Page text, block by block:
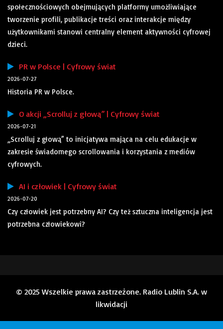
społecznościowych obejmujących platformy umożliwiające
tworzenie profili, publikacje treści oraz interakcje między
użytkownikami stanowi centralny element aktywności cyfrowej
dzieci.
PR w Polsce | Cyfrowy świat
2026-07-27
Historia PR w Polsce.
O akcji „Scrolluj z głową” | Cyfrowy świat
2026-07-21
„Scrolluj z głową” to inicjatywa mająca na celu edukacje w
zakresie świadomego scrollowania i korzystania z mediów
cyfrowych.
AI i człowiek | Cyfrowy świat
2026-07-20
Czy człowiek jest potrzebny AI? Czy też sztuczna inteligencja jest
potrzebna człowiekowi?
© 2025 Wszelkie prawa zastrzeżone. Radio Lublin S.A. w
likwidacji